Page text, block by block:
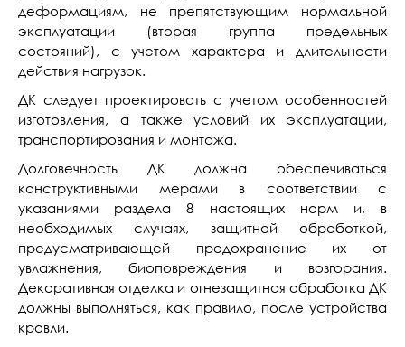
деформациям, не препятствующим нормальной
эксплуатации (вторая группа предельных
состояний), с учетом характера и длительности
действия нагрузок.
ДК следует проектировать с учетом особенностей
изготовления, а также условий их эксплуатации,
транспортирования и монтажа.
Долговечность ДК должна обеспечиваться
конструктивными мерами в соответствии с
указаниями раздела 8 настоящих норм и, в
необходимых случаях, защитной обработкой,
предусматривающей предохранение их от
увлажнения, биоповреждения и возгорания.
Декоративная отделка и огнезащитная обработка ДК
должны выполняться, как правило, после устройства
кровли.